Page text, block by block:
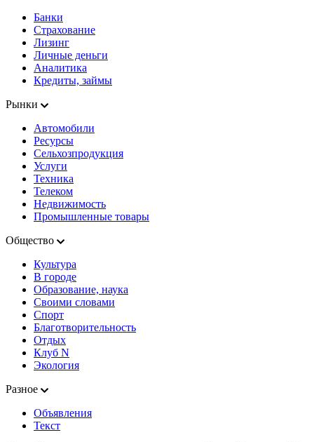
Банки
Страхование
Лизинг
Личные деньги
Аналитика
Кредиты, займы
Рынки
Автомобили
Ресурсы
Сельхозпродукция
Услуги
Техника
Телеком
Недвижимость
Промышленные товары
Общество
Культура
В городе
Образование, наука
Своими словами
Спорт
Благотворительность
Отдых
Клуб N
Экология
Разное
Объявления
Текст